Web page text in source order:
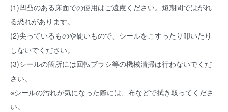
(1)凹凸のある床面での使用はご遠慮ください。短期間ではがれ
る恐れがあります。
(2)尖っているものや硬いもので、シールをこすったり叩いたり
しないでください。
(3)シールの箇所には回転ブラシ等の機械清掃は行わないでくだ
さい。
※シールの汚れが気になった際には、布などで拭き取ってくださ
い。